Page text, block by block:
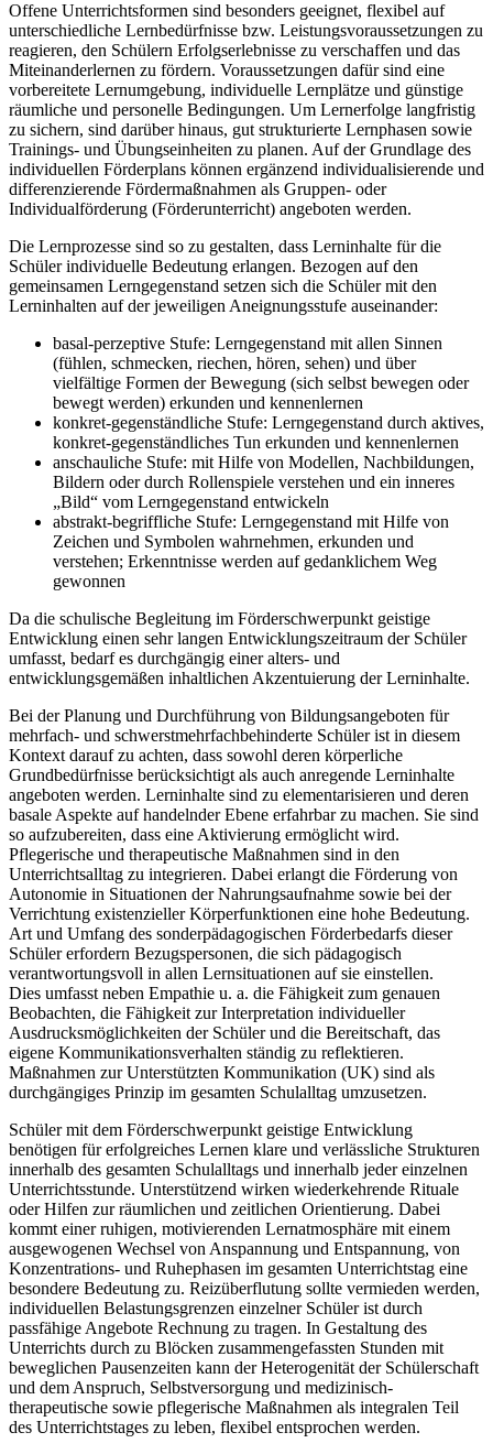
Offene Unterrichtsformen sind besonders geeignet, flexibel auf
unterschiedliche Lernbedürfnisse bzw. Leistungsvoraussetzungen zu
reagieren, den Schülern Erfolgserlebnisse zu verschaffen und das
Miteinanderlernen zu fördern. Voraussetzungen dafür sind eine
vorbereitete Lernumgebung, individuelle Lernplätze und günstige
räumliche und personelle Bedingungen. Um Lernerfolge langfristig
zu sichern, sind darüber hinaus, gut strukturierte Lernphasen sowie
Trainings- und Übungseinheiten zu planen. Auf der Grundlage des
individuellen Förderplans können ergänzend individualisierende und
differenzierende Fördermaßnahmen als Gruppen- oder
Individualförderung (Förderunterricht) angeboten werden.
Die Lernprozesse sind so zu gestalten, dass Lerninhalte für die
Schüler individuelle Bedeutung erlangen. Bezogen auf den
gemeinsamen Lerngegenstand setzen sich die Schüler mit den
Lerninhalten auf der jeweiligen Aneignungsstufe auseinander:
basal-perzeptive Stufe: Lerngegenstand mit allen Sinnen
(fühlen, schmecken, riechen, hören, sehen) und über
vielfältige Formen der Bewegung (sich selbst bewegen oder
bewegt werden) erkunden und kennenlernen
konkret-gegenständliche Stufe: Lerngegenstand durch aktives,
konkret-gegenständliches Tun erkunden und kennenlernen
anschauliche Stufe: mit Hilfe von Modellen, Nachbildungen,
Bildern oder durch Rollenspiele verstehen und ein inneres
„Bild“ vom Lerngegenstand entwickeln
abstrakt-begriffliche Stufe: Lerngegenstand mit Hilfe von
Zeichen und Symbolen wahrnehmen, erkunden und
verstehen; Erkenntnisse werden auf gedanklichem Weg
gewonnen
Da die schulische Begleitung im Förderschwerpunkt geistige
Entwicklung einen sehr langen Entwicklungszeitraum der Schüler
umfasst, bedarf es durchgängig einer alters- und
entwicklungsgemäßen inhaltlichen Akzentuierung der Lerninhalte.
Bei der Planung und Durchführung von Bildungsangeboten für
mehrfach- und schwerstmehrfachbehinderte Schüler ist in diesem
Kontext darauf zu achten, dass sowohl deren körperliche
Grundbedürfnisse berücksichtigt als auch anregende Lerninhalte
angeboten werden. Lerninhalte sind zu elementarisieren und deren
basale Aspekte auf handelnder Ebene erfahrbar zu machen. Sie sind
so aufzubereiten, dass eine Aktivierung ermöglicht wird.
Pflegerische und therapeutische Maßnahmen sind in den
Unterrichtsalltag zu integrieren. Dabei erlangt die Förderung von
Autonomie in Situationen der Nahrungsaufnahme sowie bei der
Verrichtung existenzieller Körperfunktionen eine hohe Bedeutung.
Art und Umfang des sonderpädagogischen Förderbedarfs dieser
Schüler erfordern Bezugspersonen, die sich pädagogisch
verantwortungsvoll in allen Lernsituationen auf sie einstellen.
Dies umfasst neben Empathie u. a. die Fähigkeit zum genauen
Beobachten, die Fähigkeit zur Interpretation individueller
Ausdrucksmöglichkeiten der Schüler und die Bereitschaft, das
eigene Kommunikationsverhalten ständig zu reflektieren.
Maßnahmen zur Unterstützten Kommunikation (UK) sind als
durchgängiges Prinzip im gesamten Schulalltag umzusetzen.
Schüler mit dem Förderschwerpunkt geistige Entwicklung
benötigen für erfolgreiches Lernen klare und verlässliche Strukturen
innerhalb des gesamten Schulalltags und innerhalb jeder einzelnen
Unterrichtsstunde. Unterstützend wirken wiederkehrende Rituale
oder Hilfen zur räumlichen und zeitlichen Orientierung. Dabei
kommt einer ruhigen, motivierenden Lernatmosphäre mit einem
ausgewogenen Wechsel von Anspannung und Entspannung, von
Konzentrations- und Ruhephasen im gesamten Unterrichtstag eine
besondere Bedeutung zu. Reizüberflutung sollte vermieden werden,
individuellen Belastungsgrenzen einzelner Schüler ist durch
passfähige Angebote Rechnung zu tragen. In Gestaltung des
Unterrichts durch zu Blöcken zusammengefassten Stunden mit
beweglichen Pausenzeiten kann der Heterogenität der Schülerschaft
und dem Anspruch, Selbstversorgung und medizinisch-
therapeutische sowie pflegerische Maßnahmen als integralen Teil
des Unterrichtstages zu leben, flexibel entsprochen werden.